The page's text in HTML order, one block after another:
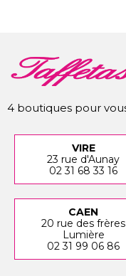
4 boutiques pour
VIRE
23 rue d'Aunay
02 31 68 33 16
CAEN
20 rue des frères
Lumière
02 31 99 06 86